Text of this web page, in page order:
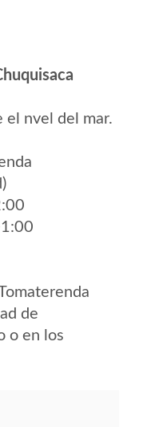
nvel del mar.
de
o en los